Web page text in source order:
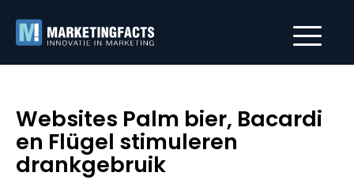
Websites Palm bier, Bacardi
en Flügel stimuleren
drankgebruik